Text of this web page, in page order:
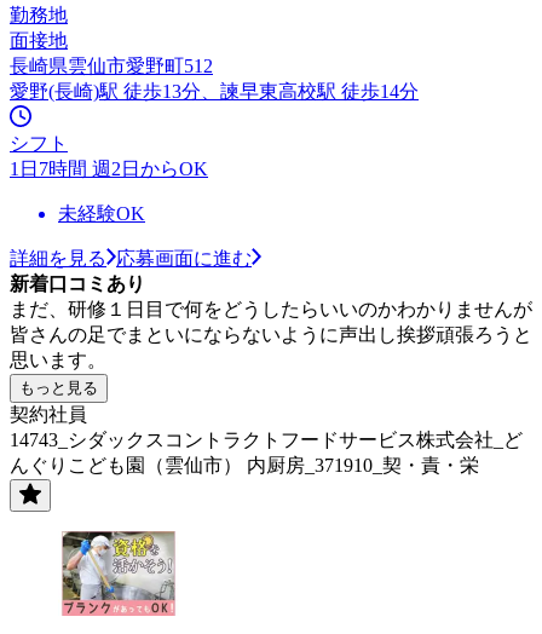
勤務地
面接地
長崎県雲仙市愛野町512
愛野(長崎)駅 徒歩13分、諫早東高校駅 徒歩14分
シフト
1日7時間 週2日からOK
未経験OK
詳細を見る
応募画面に進む
新着口コミあり
まだ、研修１日目で何をどうしたらいいのかわかりませんが
皆さんの足でまといにならないように声出し挨拶頑張ろうと
思います。
もっと見る
契約社員
14743_シダックスコントラクトフードサービス株式会社_ど
んぐりこども園（雲仙市） 内厨房_371910_契・責・栄